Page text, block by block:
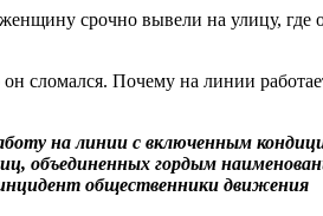
срочно вывели на улицу, где
сломался. Почему на линии
на линии с включенным
объединенных гордым
общественники движения